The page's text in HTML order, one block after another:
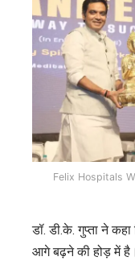
Felix Hospitals
डॉ. डी.के. गुप्ता ने
आगे बढ़ने की होड़ में